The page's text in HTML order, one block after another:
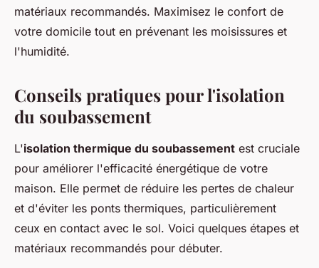
matériaux recommandés. Maximisez le confort de
votre domicile tout en prévenant les moisissures et
l'humidité.
Conseils pratiques pour l'isolation
du soubassement
L'isolation thermique du soubassement est cruciale
pour améliorer l'efficacité énergétique de votre
maison. Elle permet de réduire les pertes de chaleur
et d'éviter les ponts thermiques, particulièrement
ceux en contact avec le sol. Voici quelques étapes et
matériaux recommandés pour débuter.